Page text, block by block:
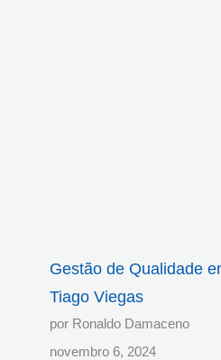
Gestão de Qualidade
Tiago Viegas
por Ronaldo Damaceno
novembro 6, 2024